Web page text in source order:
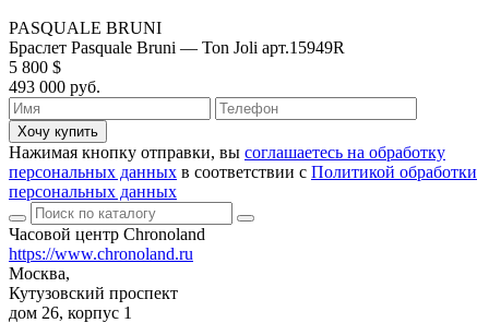
PASQUALE BRUNI
Браслет Pasquale Bruni — Ton Joli арт.15949R
5 800 $
493 000 руб.
Хочу купить
Нажимая кнопку отправки, вы соглашаетесь на обработку
персональных данных в соответствии с Политикой обработки
персональных данных
Часовой центр Chronoland
https://www.chronoland.ru
Москва,
Кутузовский проспект
дом 26, корпус 1